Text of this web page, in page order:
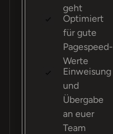
geht
Optimiert
für gute
Pagespeed-
Werte
Einweisung
und
Übergabe
an euer
Team